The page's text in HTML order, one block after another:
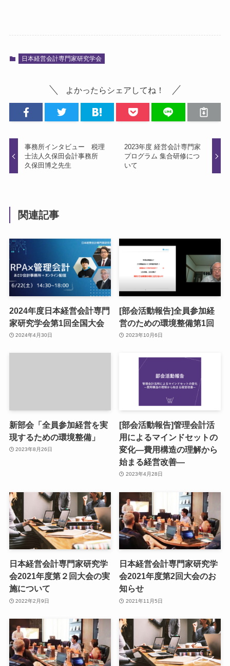
日本経営会計専門家研究学会
よかったらシェアしてね！
事務所インタビュー 税理
士法人久保田会計事務所
久保田博之先生
2023年度 経営会計専門家
プログラム 集合研修につ
いて
関連記事
2024年度日本経営会計専門
家研究学会第1回全国大会
2024年4月30日
[部会活動報告]全員参加経
営のための環境整備第1回
2023年10月6日
新部会「全員参加経営を実
現するための環境整備」
2023年8月26日
[部会活動報告]管理会計活
用によるマインドセットの
変化―費用構造の理解から
始まる経営改善―
2023年4月28日
日本経営会計専門家研究学
会2021年度第２回大会の実
施について
2022年2月9日
日本経営会計専門家研究学
会2021年度第2回大会のお
知らせ
2021年11月5日